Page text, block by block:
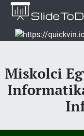
Miskolci